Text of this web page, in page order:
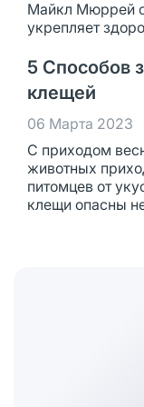
Майкл Мюррей
укрепляет
5 Способов
клещей
06 Марта 2023
С приходом
животных
питомцев от
клещи опасны